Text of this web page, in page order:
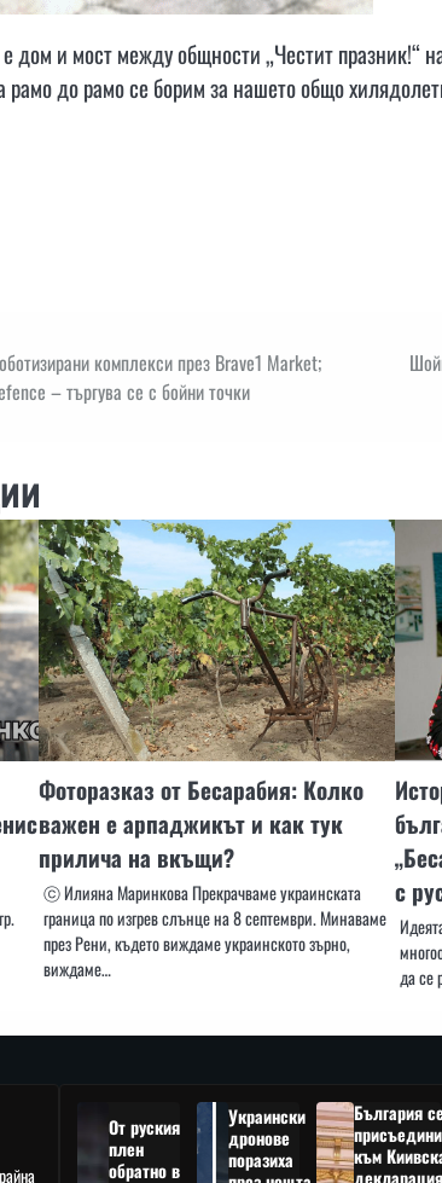
дом и мост между общности „Честит празник!“
рамо до рамо се борим за нашето общо
комплекси през Brave1 Market;
– търгува се с бойни точки
Фоторазказ от Бесарабия: Колко
важен е арпаджикът и как тук
прилича на вкъщи?
ⓒ Илияна Маринкова Прекрачваме украинската
граница по изгрев слънце на 8 септември. Минаваме
през Рени, където виждаме украинското зърно,
виждаме…
с
да се
От руския
плен
обратно в
Украински
дронове
поразиха
България
присъедини
към